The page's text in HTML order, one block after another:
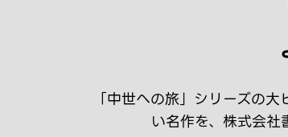
「中世への旅」シリーズの
い名作を、株式会社